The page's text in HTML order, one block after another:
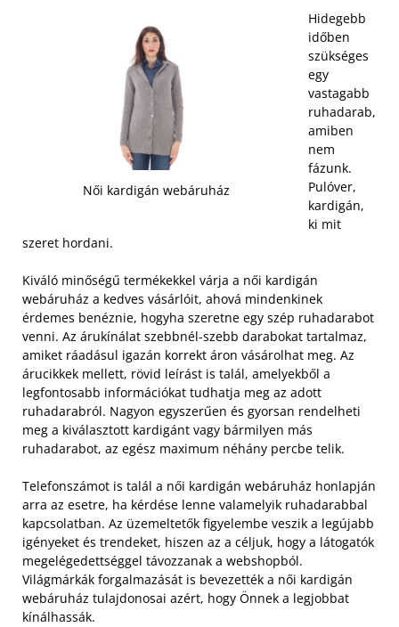
Női kardigán webáruház
Hidegebb
időben
szükséges
egy
vastagabb
ruhadarab,
amiben
nem
fázunk.
Pulóver,
kardigán,
ki mit
szeret hordani.
Kiváló minőségű termékekkel várja a női kardigán
webáruház a kedves vásárlóit, ahová mindenkinek
érdemes benéznie, hogyha szeretne egy szép ruhadarabot
venni. Az árukínálat szebbnél-szebb darabokat tartalmaz,
amiket ráadásul igazán korrekt áron vásárolhat meg. Az
árucikkek mellett, rövid leírást is talál, amelyekből a
legfontosabb információkat tudhatja meg az adott
ruhadarabról. Nagyon egyszerűen és gyorsan rendelheti
meg a kiválasztott kardigánt vagy bármilyen más
ruhadarabot, az egész maximum néhány percbe telik.
Telefonszámot is talál a női kardigán webáruház honlapján
arra az esetre, ha kérdése lenne valamelyik ruhadarabbal
kapcsolatban. Az üzemeltetők figyelembe veszik a legújabb
igényeket és trendeket, hiszen az a céljuk, hogy a látogatók
megelégedettséggel távozzanak a webshopból.
Világmárkák forgalmazását is bevezették a női kardigán
webáruház tulajdonosai azért, hogy Önnek a legjobbat
kínálhassák.